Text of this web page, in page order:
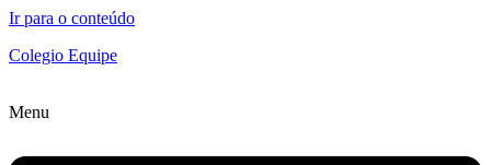
Ir para o conteúdo
Colegio Equipe
Menu